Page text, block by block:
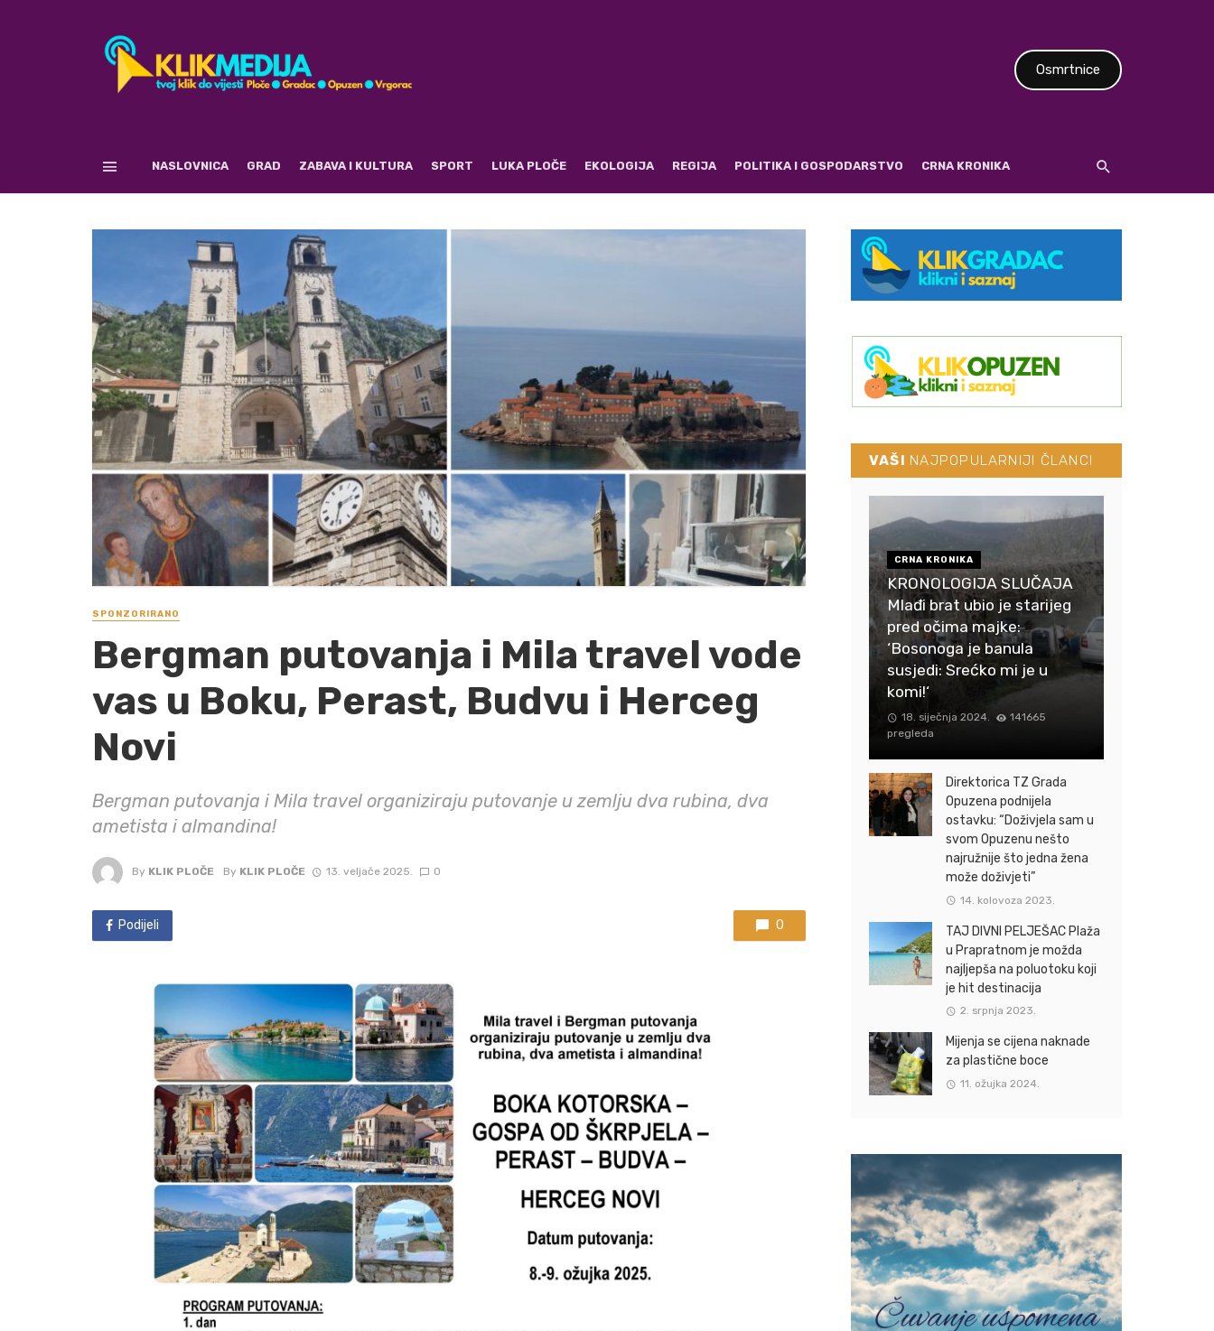
Osmrtnice
NASLOVNICA GRAD ZABAVA I KULTURA SPORT LUKA PLOČE EKOLOGIJA REGIJA POLITIKA I GOSPODARSTVO CRNA KRONIKA
SPONZORIRANO
Bergman putovanja i Mila travel vode
vas u Boku, Perast, Budvu i Herceg
Novi
Bergman putovanja i Mila travel organiziraju putovanje u zemlju dva rubina, dva
ametista i almandina!
By KLIK PLOČE By KLIK PLOČE 13. veljače 2025. 0
Podijeli 0
VAŠI NAJPOPULARNIJI ČLANCI
CRNA KRONIKA
KRONOLOGIJA SLUČAJA
Mlađi brat ubio je starijeg
pred očima majke:
‘Bosonoga je banula
susjedi: Srećko mi je u
komi!‘
18. siječnja 2024.
141665
pregleda
Direktorica TZ Grada
Opuzena podnijela
ostavku: “Doživjela sam u
svom Opuzenu nešto
najružnije što jedna žena
može doživjeti”
14. kolovoza 2023.
TAJ DIVNI PELJEŠAC Plaža
u Prapratnom je možda
najljepša na poluotoku koji
je hit destinacija
2. srpnja 2023.
Mijenja se cijena naknade
za plastične boce
11. ožujka 2024.